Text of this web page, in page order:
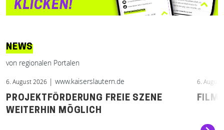
NEWS
von regionalen Portalen
6. August 2026 | www.kaiserslautern.de
PROJEKTFÖRDERUNG FREIE SZENE
WEITERHIN MÖGLICH
6.